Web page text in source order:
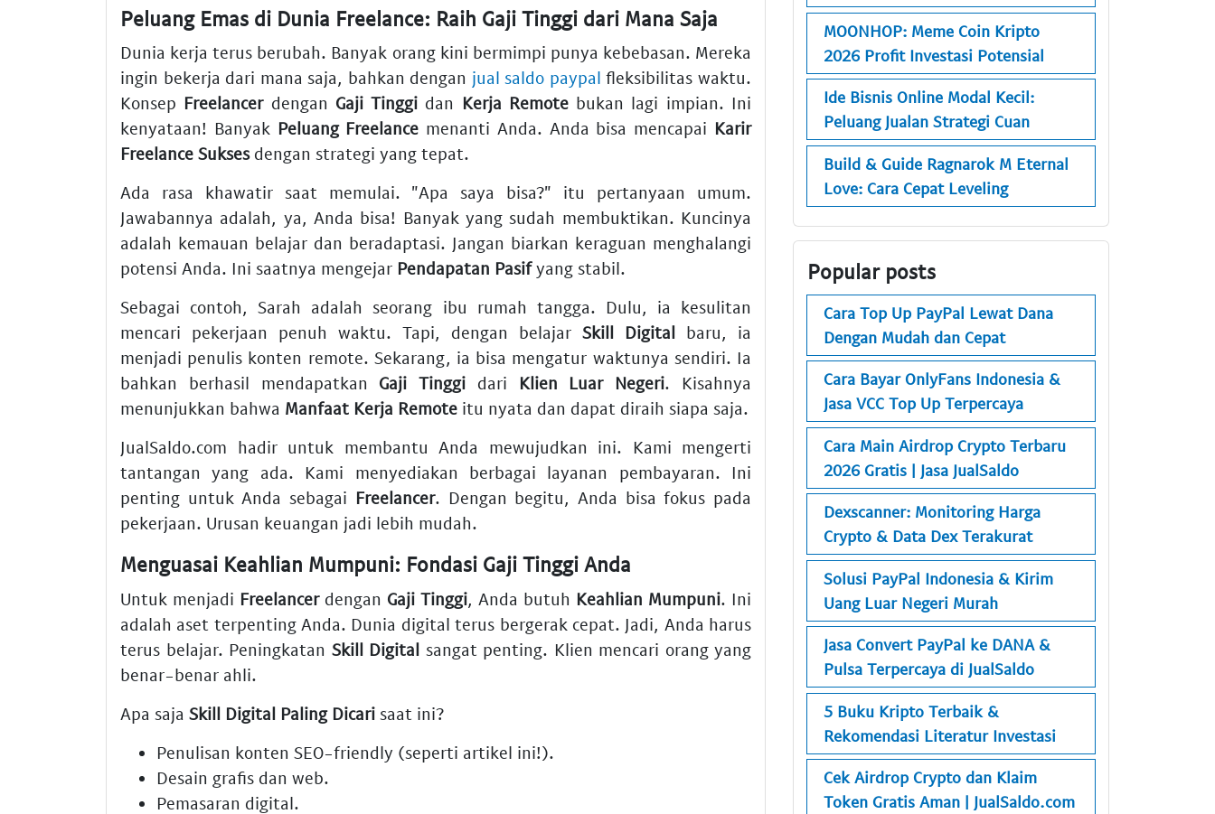
Peluang Emas di Dunia Freelance: Raih Gaji Tinggi dari Mana Saja
Dunia kerja terus berubah. Banyak orang kini bermimpi punya kebebasan. Mereka
ingin bekerja dari mana saja, bahkan dengan jual saldo paypal fleksibilitas waktu.
Konsep Freelancerdengan Gaji Tinggi dan Kerja Remotebukan lagi impian. Ini
kenyataan! Banyak Peluang Freelance menanti Anda. Anda bisa mencapai Karir
Freelance Suksesdengan strategi yang tepat.
Ada rasa khawatir saat memulai. "Apa saya bisa?" itu pertanyaan umum.
Jawabannya adalah, ya, Anda bisa! Banyak yang sudah membuktikan. Kuncinya
adalah kemauan belajar dan beradaptasi. Jangan biarkan keraguan menghalangi
potensi Anda. Ini saatnya mengejar Pendapatan Pasifyang stabil.
Sebagai contoh, Sarah adalah seorang ibu rumah tangga. Dulu, ia kesulitan
mencari pekerjaan penuh waktu. Tapi, dengan belajar Skill Digital baru, ia
menjadi penulis konten remote. Sekarang, ia bisa mengatur waktunya sendiri. Ia
bahkan berhasil mendapatkan Gaji Tinggi dari Klien Luar Negeri. Kisahnya
menunjukkan bahwa Manfaat Kerja Remote itu nyata dan dapat diraih siapa saja.
JualSaldo.com hadir untuk membantu Anda mewujudkan ini. Kami mengerti
tantangan yang ada. Kami menyediakan berbagai layanan pembayaran. Ini
penting untuk Anda sebagai Freelancer. Dengan begitu, Anda bisa fokus pada
pekerjaan. Urusan keuangan jadi lebih mudah.
Menguasai Keahlian Mumpuni: Fondasi Gaji Tinggi Anda
Untuk menjadi Freelancerdengan Gaji Tinggi, Anda butuh Keahlian Mumpuni. Ini
adalah aset terpenting Anda. Dunia digital terus bergerak cepat. Jadi, Anda harus
terus belajar. Peningkatan Skill Digital sangat penting. Klien mencari orang yang
benar-benar ahli.
Apa saja Skill Digital Paling Dicari saat ini?
Penulisan konten SEO-friendly (seperti artikel ini!).
Desain grafis dan web.
Pemasaran digital.
MOONHOP: Meme Coin Kripto
2026 Profit Investasi Potensial
Ide Bisnis Online Modal Kecil:
Peluang Jualan Strategi Cuan
Build & Guide Ragnarok M Eternal
Love: Cara Cepat Leveling
Popular posts
Cara Top Up PayPal Lewat Dana
Dengan Mudah dan Cepat
Cara Bayar OnlyFans Indonesia &
Jasa VCC Top Up Terpercaya
Cara Main Airdrop Crypto Terbaru
2026 Gratis | Jasa JualSaldo
Dexscanner: Monitoring Harga
Crypto & Data Dex Terakurat
Solusi PayPal Indonesia & Kirim
Uang Luar Negeri Murah
Jasa Convert PayPal ke DANA &
Pulsa Terpercaya di JualSaldo
5 Buku Kripto Terbaik &
Rekomendasi Literatur Investasi
Cek Airdrop Crypto dan Klaim
Token Gratis Aman | JualSaldo.com